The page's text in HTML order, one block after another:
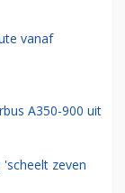
vanaf
A350-900 uit
zeven